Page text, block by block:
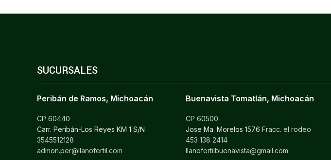
SUCURSALES
Peribán de Ramos, Michoacán
CP 60440
Carr. Peribán-Los Reyes KM 1 S/N
3545512128
admon.per@llanofertil.com
Buenavista Tomatlán, Michoacán
CP 60500
Jose Ma. Morelos 1576 Fracc. el rodeo
453 138 2414
llanofertilbuenavista@gmail.com